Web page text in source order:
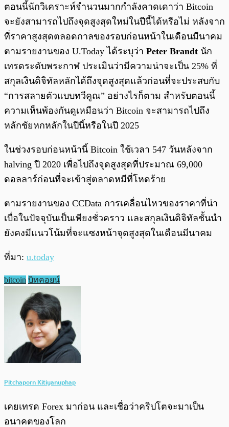
ตอนนี้นักวิเคราะห์จำนวนมากกำลังคาดเดาว่า Bitcoin
จะยังสามารถไปถึงจุดสูงสุดใหม่ในปีนี้ได้หรือไม่ หลังจาก
ที่ราคาสูงสุดตลอดกาลของรอบก่อนหน้าในเดือนมีนาคม
ตามรายงานของ U.Today ได้ระบุว่า Peter Brandt นัก
เทรดระดับพระกาฬ ประเมินว่ามีความน่าจะเป็น 25% ที่
สกุลเงินดิจิทัลหลักได้ถึงจุดสูงสุดแล้วก่อนที่จะประสบกับ
“การสลายตัวแบบทวีคูณ” อย่างไรก็ตาม สำหรับตอนนี้
ความเห็นพ้องกันดูเหมือนว่า Bitcoin จะสามารถไปถึง
หลักชัยหกหลักในปีนี้หรือในปี 2025
ในช่วงรอบก่อนหน้านี้ Bitcoin ใช้เวลา 547 วันหลังจาก
halving ปี 2020 เพื่อไปถึงจุดสูงสุดที่ประมาณ 69,000
ดอลลาร์ก่อนที่จะเข้าสู่ตลาดหมีที่โหดร้าย
ตามรายงานของ CCData การเคลื่อนไหวของราคาที่น่า
เบื่อในปัจจุบันเป็นเพียงชั่วคราว และสกุลเงินดิจิทัลชั้นนำ
ยังคงมีแนวโน้มที่จะแซงหน้าจุดสูงสุดในเดือนมีนาคม
ที่มา: u.today
bitcoin บิทคอยน์
Pitchaporn Kitiyanuphap
เคยเทรด Forex มาก่อน และเชื่อว่าคริปโตจะมาเป็น
อนาคตของโลก